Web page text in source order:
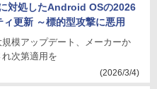
対処したAndroid OSの2026
更新 ～標的型攻撃に悪用
模アップデート、メーカーか
次第適用を
(2026/3/4)